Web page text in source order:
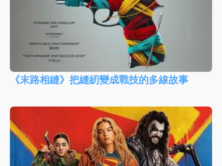
《末路相縫》把縫紉變成戰技的多線故事